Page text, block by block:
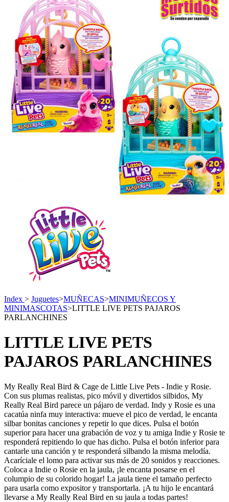
Index > Juguetes>MUÑECAS>MINIMUÑECOS Y
MINIMASCOTAS>LITTLE LIVE PETS PAJAROS
PARLANCHINES
LITTLE LIVE PETS
PAJAROS PARLANCHINES
My Really Real Bird & Cage de Little Live Pets - Indie y Rosie.
Con sus plumas realistas, pico móvil y divertidos silbidos, My
Really Real Bird parece un pájaro de verdad. Indy y Rosie es una
cacatúa ninfa muy interactiva: mueve el pico de verdad, le encanta
silbar bonitas canciones y repetir lo que dices. Pulsa el botón
superior para hacer una grabación de voz y tu amiga Indie y Rosie te
responderá repitiendo lo que has dicho. Pulsa el botón inferior para
cantarle una canción y te responderá silbando la misma melodía.
Acaríciale el lomo para activar sus más de 20 sonidos y reacciones.
Coloca a Indie o Rosie en la jaula, ¡le encanta posarse en el
columpio de su colorido hogar! La jaula tiene el tamaño perfecto
para usarla como expositor y transportarla. ¡A tu hijo le encantará
llevarse a My Really Real Bird en su jaula a todas partes!